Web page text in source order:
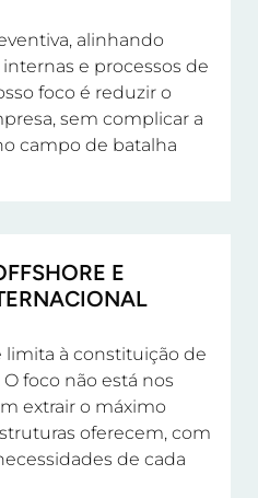
alinhando
e processos de
foco é reduzir o
sem complicar a
campo de batalha
E
limita à constituição de
foco não está nos
extrair o máximo
oferecem, com
de cada